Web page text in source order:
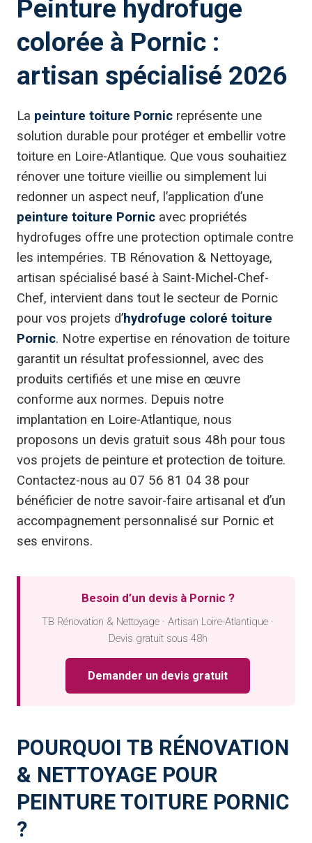
Peinture hydrofuge
colorée à Pornic :
artisan spécialisé 2026
La peinture toiture Pornic représente une
solution durable pour protéger et embellir votre
toiture en Loire-Atlantique. Que vous souhaitiez
rénover une toiture vieillie ou simplement lui
redonner un aspect neuf, l’application d’une
peinture toiture Pornic avec propriétés
hydrofuges offre une protection optimale contre
les intempéries. TB Rénovation & Nettoyage,
artisan spécialisé basé à Saint-Michel-Chef-
Chef, intervient dans tout le secteur de Pornic
pour vos projets d’hydrofuge coloré toiture
Pornic. Notre expertise en rénovation de toiture
garantit un résultat professionnel, avec des
produits certifiés et une mise en œuvre
conforme aux normes. Depuis notre
implantation en Loire-Atlantique, nous
proposons un devis gratuit sous 48h pour tous
vos projets de peinture et protection de toiture.
Contactez-nous au 07 56 81 04 38 pour
bénéficier de notre savoir-faire artisanal et d’un
accompagnement personnalisé sur Pornic et
ses environs.
Besoin d’un devis à Pornic ?
TB Rénovation & Nettoyage · Artisan Loire-Atlantique ·
Devis gratuit sous 48h
Demander un devis gratuit
POURQUOI TB RÉNOVATION
& NETTOYAGE POUR
PEINTURE TOITURE PORNIC
?